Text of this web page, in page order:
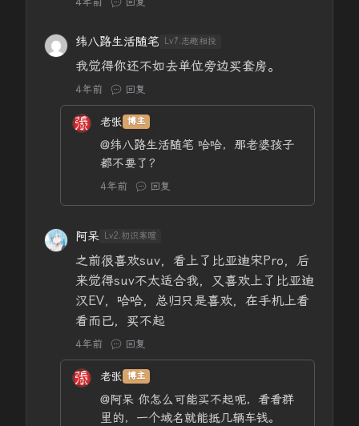
纬八路生活随笔 Lv7.志趣相投
我觉得你还不如去单位旁边买套房。
4年前 回复
老张 博主
@纬八路生活随笔 哈哈，那老婆孩子
都不要了？
4年前 回复
阿呆 Lv2.初识寒暄
之前很喜欢suv，看上了比亚迪宋Pro，后
来觉得suv不太适合我，又喜欢上了比亚迪
汉EV，哈哈，总归只是喜欢，在手机上看
看而已，买不起
4年前 回复
老张 博主
@阿呆 你怎么可能买不起呢，看看群
里的，一个域名就能抵几辆车钱。